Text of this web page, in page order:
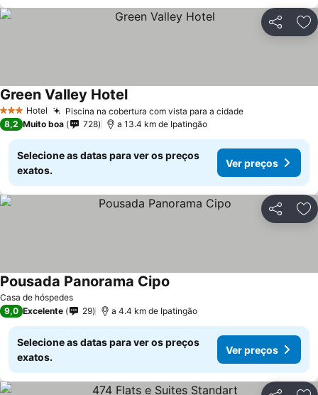
Partilhar
3 EstrelasHotel Piscina na cobertura com vista para a cidadeVer preços
Green Valley HotelVer preços
8,2 Muito boa 728 a 13.4 km de Ipatingão
Selecione as datas para ver os preços
exatos.
Ver preços
Partilhar
Casa de hóspedes
Pousada Panorama Cipo
9,0 Excelente 29 a 4.4 km de Ipatingão
Selecione as datas para ver os preços
exatos.
Ver preços